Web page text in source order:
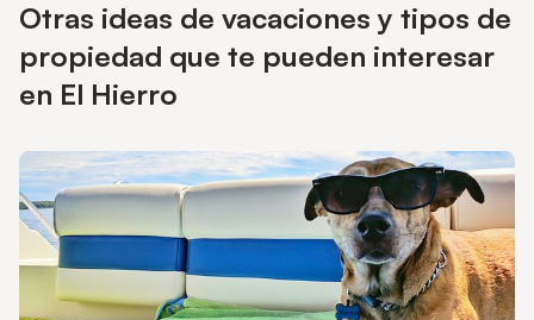
son bienvenidas. No se permiten mascotas ni celebración de
Otras ideas de vacaciones y tipos de
propiedad que te pueden interesar
en El Hierro